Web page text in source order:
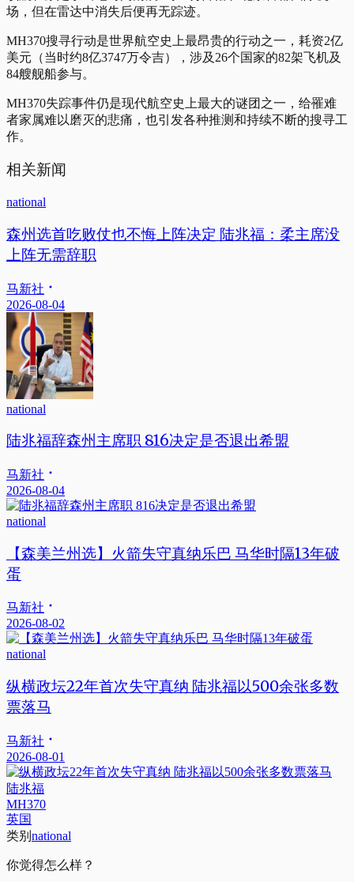
场，但在雷达中消失后便再无踪迹。
MH370搜寻行动是世界航空史上最昂贵的行动之一，耗资2亿
美元（当时约8亿3747万令吉），涉及26个国家的82架飞机及
84艘舰船参与。
MH370失踪事件仍是现代航空史上最大的谜团之一，给罹难
者家属难以磨灭的悲痛，也引发各种推测和持续不断的搜寻工
作。
相关新闻
national
森州选首吃败仗也不悔上阵决定 陆兆福：柔主席没
上阵无需辞职
马新社
2026-08-04
national
陆兆福辞森州主席职 816决定是否退出希盟
马新社
2026-08-04
national
【森美兰州选】火箭失守真纳乐巴 马华时隔13年破
蛋
马新社
2026-08-02
national
纵横政坛22年首次失守真纳 陆兆福以500余张多数
票落马
马新社
2026-08-01
陆兆福
MH370
英国
类别 national
你觉得怎么样？